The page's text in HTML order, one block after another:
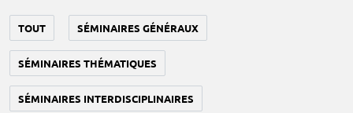
TOUT SÉMINAIRES GÉNÉRAUX
SÉMINAIRES THÉMATIQUES
SÉMINAIRES INTERDISCIPLINAIRES